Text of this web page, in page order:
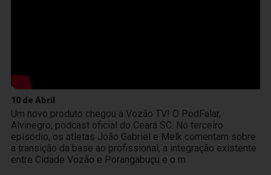
10 de Abril
Um novo produto chegou à Vozão TV! O PodFalar,
Alvinegro, podcast oficial do Ceará SC. No terceiro
episódio, os atletas João Gabriel e Melk comentam sobre
a transição da base ao profissional, a integração existente
entre Cidade Vozão e Porangabuçu e o m